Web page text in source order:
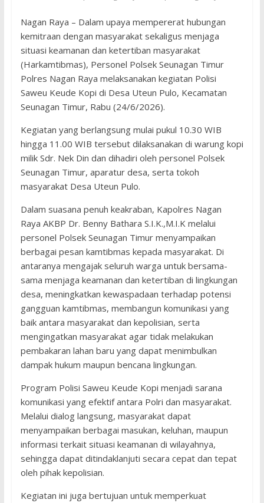
Nagan Raya – Dalam upaya mempererat hubungan
kemitraan dengan masyarakat sekaligus menjaga
situasi keamanan dan ketertiban masyarakat
(Harkamtibmas), Personel Polsek Seunagan Timur
Polres Nagan Raya melaksanakan kegiatan Polisi
Saweu Keude Kopi di Desa Uteun Pulo, Kecamatan
Seunagan Timur, Rabu (24/6/2026).
Kegiatan yang berlangsung mulai pukul 10.30 WIB
hingga 11.00 WIB tersebut dilaksanakan di warung kopi
milik Sdr. Nek Din dan dihadiri oleh personel Polsek
Seunagan Timur, aparatur desa, serta tokoh
masyarakat Desa Uteun Pulo.
Dalam suasana penuh keakraban, Kapolres Nagan
Raya AKBP Dr. Benny Bathara S.I.K.,M.I.K melalui
personel Polsek Seunagan Timur menyampaikan
berbagai pesan kamtibmas kepada masyarakat. Di
antaranya mengajak seluruh warga untuk bersama-
sama menjaga keamanan dan ketertiban di lingkungan
desa, meningkatkan kewaspadaan terhadap potensi
gangguan kamtibmas, membangun komunikasi yang
baik antara masyarakat dan kepolisian, serta
mengingatkan masyarakat agar tidak melakukan
pembakaran lahan baru yang dapat menimbulkan
dampak hukum maupun bencana lingkungan.
Program Polisi Saweu Keude Kopi menjadi sarana
komunikasi yang efektif antara Polri dan masyarakat.
Melalui dialog langsung, masyarakat dapat
menyampaikan berbagai masukan, keluhan, maupun
informasi terkait situasi keamanan di wilayahnya,
sehingga dapat ditindaklanjuti secara cepat dan tepat
oleh pihak kepolisian.
Kegiatan ini juga bertujuan untuk memperkuat